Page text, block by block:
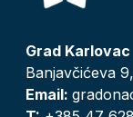
Grad Karlovac
Banjavčićeva
Email: